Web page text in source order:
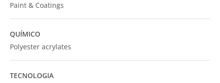
Paint & Coatings
QUÍMICO
Polyester acrylates
TECNOLOGIA